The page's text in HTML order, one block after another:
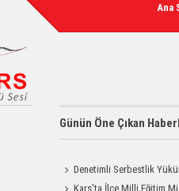
Ana
Günün Öne Çıkan
Denetimli Serbestlik
Okula Temizlik Desteği
Kars'ta İlçe Milli Eğitim